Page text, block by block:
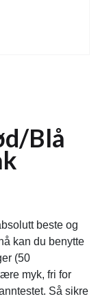
Blå
beste og
kan du benytte
(50
myk, fri for
Så sikre